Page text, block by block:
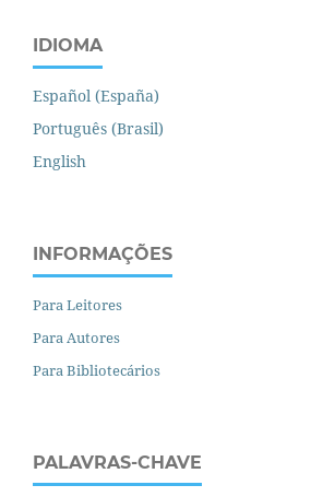
IDIOMA
Español (España)
Português (Brasil)
English
INFORMAÇÕES
Para Leitores
Para Autores
Para Bibliotecários
PALAVRAS-CHAVE